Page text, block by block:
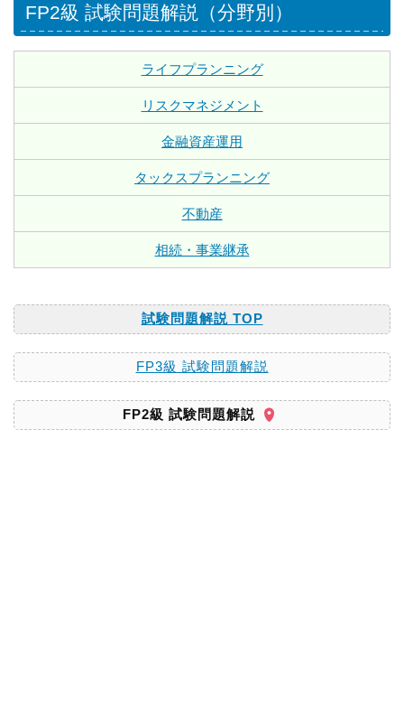
FP2級 試験問題解説（分野別）
ライフプランニング
リスクマネジメント
金融資産運用
タックスプランニング
不動産
相続・事業継承
試験問題解説 TOP
FP3級 試験問題解説
FP2級 試験問題解説